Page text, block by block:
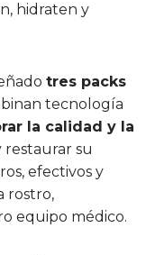
hidraten y
tres packs
tecnología
la calidad y la
restaurar su
efectivos y
rostro,
equipo médico.